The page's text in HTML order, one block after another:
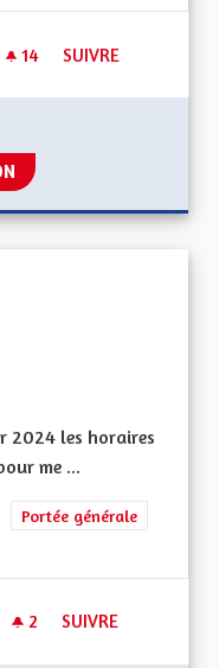
14 14 ABONNÉS
SUIVRE
2024 les horaires
me ...
Portée générale
2 2 ABONNÉS
SUIVRE